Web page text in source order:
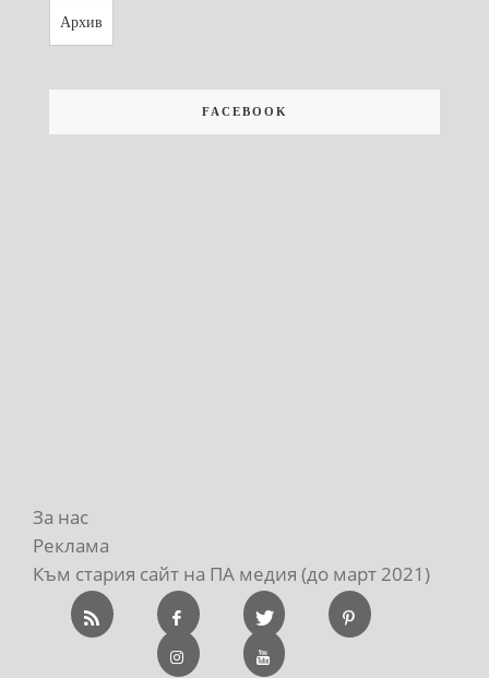
Архив
FACEBOOK
За нас
Реклама
Към стария сайт на ПА медия (до март 2021)